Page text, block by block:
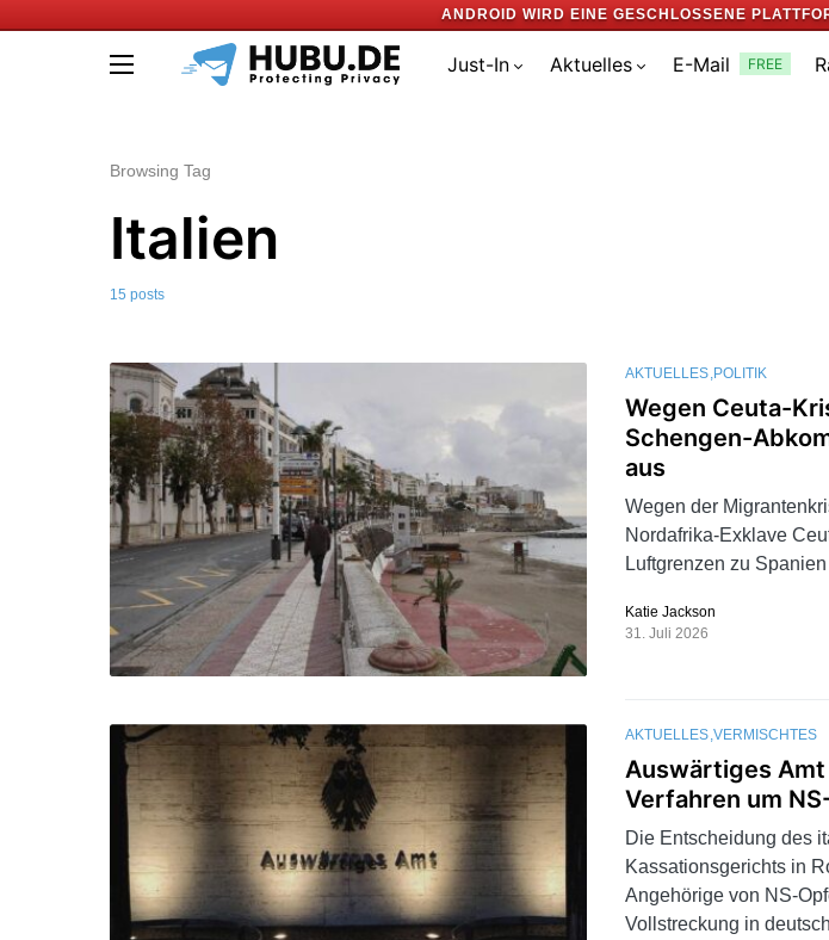
ANDROID WIRD EINE GESCHLOSSENE
Just-In Aktuelles E-Mail FREE
Browsing Tag
Italien
15 posts
AKTUELLES POLITIK
Wegen Ceuta-
Schengen-
aus
Wegen der
Nordafrika-Exklave
Luftgrenzen zu
Katie Jackson
31. Juli 2026
AKTUELLES VERMISCHTES
Auswärtiges
Verfahren um
Die Entscheidung des
Kassationsgerichts in
Angehörige von NS-
Vollstreckung in